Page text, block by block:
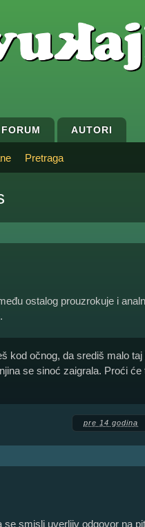
FORUM AUTORI
Pretraga
ostalog prouzrokuje i
kod očnog, da središ malo
se sinoć zaigrala. Proći
pre 14 godina
se smisli uverljiv odgovor na